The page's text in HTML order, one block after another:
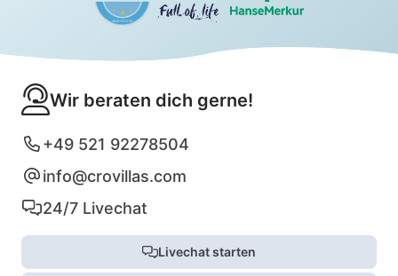
Wir beraten dich gerne!
+49 521 92278504
info@crovillas.com
24/7 Livechat
Livechat starten